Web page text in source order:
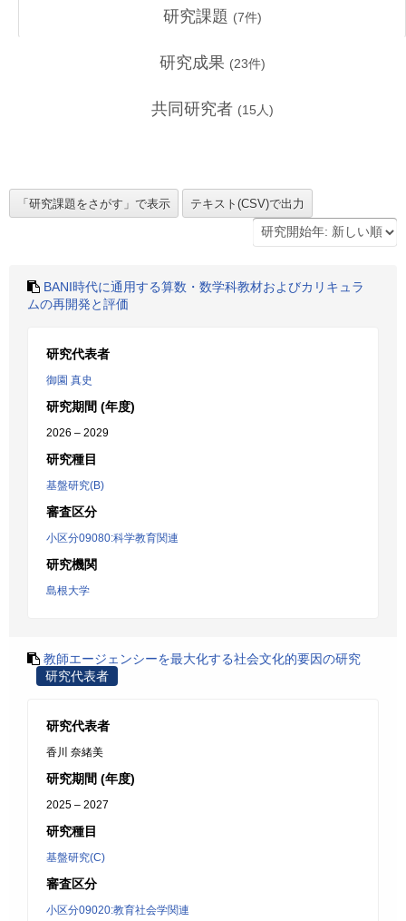
研究課題 (7件)
研究成果 (23件)
共同研究者 (15 人)
BANI時代に通用する算数・数学科教材およびカリキュラ
ムの再開発と評価
研究代表者
御園 真史
研究期間 (年度)
2026 – 2029
研究種目
基盤研究(B)
審査区分
小区分09080:科学教育関連
研究機関
島根大学
教師エージェンシーを最大化する社会文化的要因の研究
研究代表者
研究代表者
香川 奈緒美
研究期間 (年度)
2025 – 2027
研究種目
基盤研究(C)
審査区分
小区分09020:教育社会学関連